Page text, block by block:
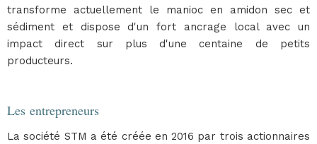
transforme actuellement le manioc en amidon sec et
sédiment et dispose d'un fort ancrage local avec un
impact direct sur plus d'une centaine de petits
producteurs.
Les entrepreneurs
La société STM a été créée en 2016 par trois actionnaires